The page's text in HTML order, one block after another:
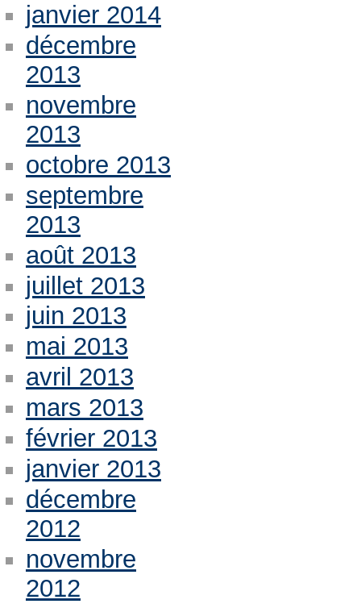
janvier 2014
décembre
2013
novembre
2013
octobre 2013
septembre
2013
août 2013
juillet 2013
juin 2013
mai 2013
avril 2013
mars 2013
février 2013
janvier 2013
décembre
2012
novembre
2012